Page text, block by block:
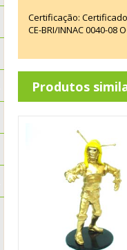
Certificação:
CE-BRI/INNAC 0040-
Produtos